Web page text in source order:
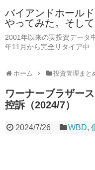
バイアンドホール
やってみた。そし
2001年以来の実投資データ
年11月から完全リタイア中
ホーム 投資管理まと
ワーナーブラザー
控訴（2024/7）
2024/7/26 WBD,